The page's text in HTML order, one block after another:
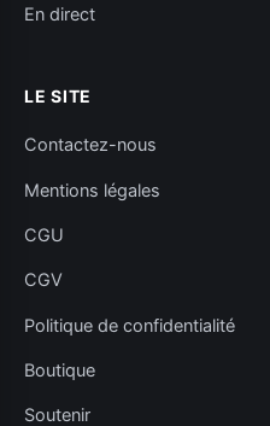
En direct
LE SITE
Contactez-nous
Mentions légales
CGU
CGV
Politique de confidentialité
Boutique
Soutenir